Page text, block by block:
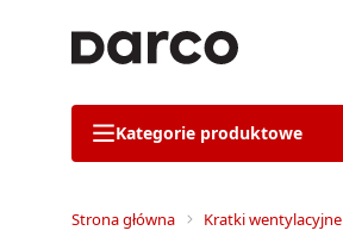
Kategorie produktowe
Strona główna Kratki wentylacyjne